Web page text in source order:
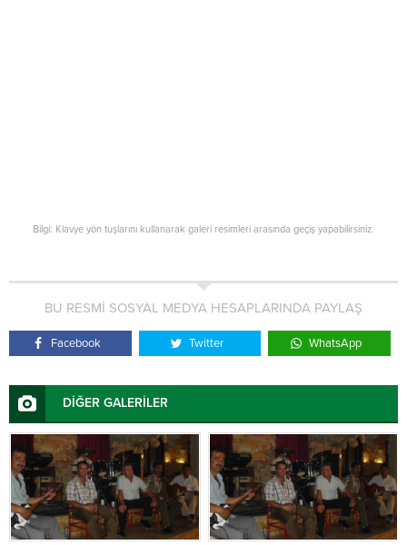
Bilgi: Klavye yön tuşlarını kullanarak galeri resimleri arasında geçiş yapabilirsiniz.
BU RESMİ SOSYAL MEDYA HESAPLARINDA PAYLAŞ
Facebook Twitter WhatsApp
DİĞER GALERİLER